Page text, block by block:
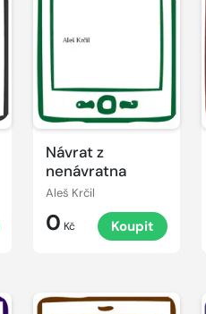
Návrat z
nenávratna
Aleš Krčil
0 Kč Koupit